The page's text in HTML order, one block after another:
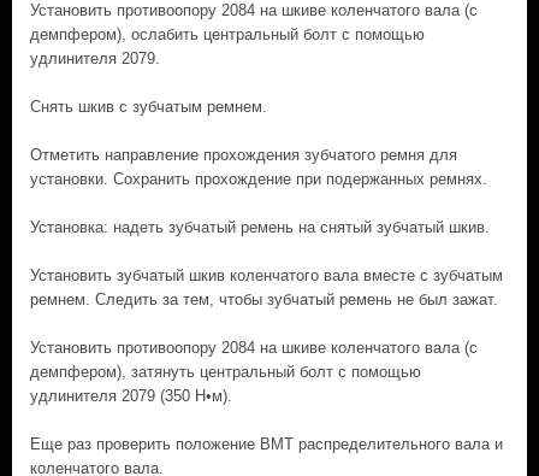
Установить противоопору 2084 на шкиве коленчатого вала (с
демпфером), ослабить центральный болт с помощью
удлинителя 2079.
Снять шкив с зубчатым ремнем.
Отметить направление прохождения зубчатого ремня для
установки. Сохранить прохождение при подержанных ремнях.
Установка: надеть зубчатый ремень на снятый зубчатый шкив.
Установить зубчатый шкив коленчатого вала вместе с зубчатым
ремнем. Следить за тем, чтобы зубчатый ремень не был зажат.
Установить противоопору 2084 на шкиве коленчатого вала (с
демпфером), затянуть центральный болт с помощью
удлинителя 2079 (350 Н•м).
Еще раз проверить положение ВМТ распределительного вала и
коленчатого вала.